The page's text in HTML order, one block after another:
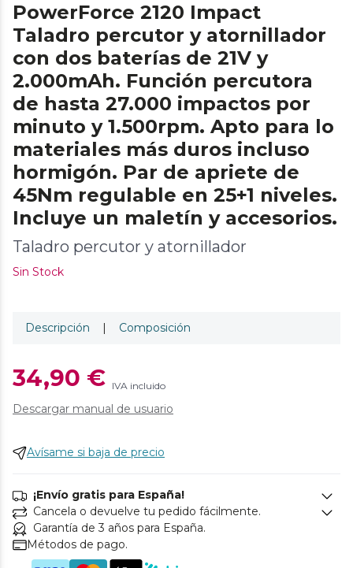
PowerForce 2120 Impact
Taladro percutor y atornillador
con dos baterías de 21V y
2.000mAh. Función percutora
de hasta 27.000 impactos por
minuto y 1.500rpm. Apto para lo
materiales más duros incluso
hormigón. Par de apriete de
45Nm regulable en 25+1 niveles.
Incluye un maletín y accesorios.
Taladro percutor y atornillador
Sin Stock
Descripción | Composición
34,90 € IVA incluido
Descargar manual de usuario
Avísame si baja de precio
¡Envío gratis para España!
Cancela o devuelve tu pedido fácilmente.
Garantía de 3 años para España.
Métodos de pago.